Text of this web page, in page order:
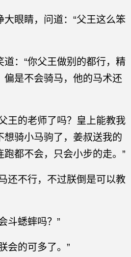
眼睛，问道：“父王这么笨
道：“你父王做别的都行，精
偏是不会骑马，他的马术还
王的老师了吗？皇上能教我
想骑小马驹了，姜叔送我的
都不会，只会小步的走。”
还不行，不过朕倒是可以教
斗蟋蟀吗？”
会的可多了。”